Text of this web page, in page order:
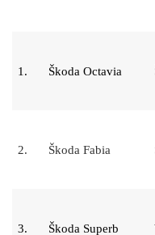
1. Škoda Octavia
2. Škoda Fabia
3. Škoda Superb